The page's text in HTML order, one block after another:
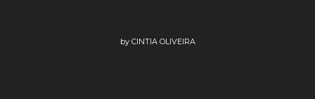
by CINTIA OLIVEIRA